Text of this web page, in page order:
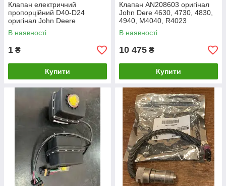
Клапан електричний
пропорційний D40-D24
оригінал John Deere
WZ2760050
В наявності
1 ₴
Купити
Клапан AN208603 оригінал
John Dere 4630, 4730, 4830,
4940, M4040, R4023
В наявності
10 475 ₴
Купити